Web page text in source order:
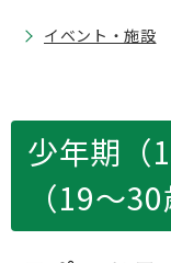
イベント・施設
少年期（
（19～30